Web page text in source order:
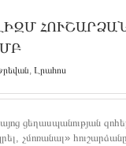
, Լրահոս
ցեղասպանության
չմոռանալ»